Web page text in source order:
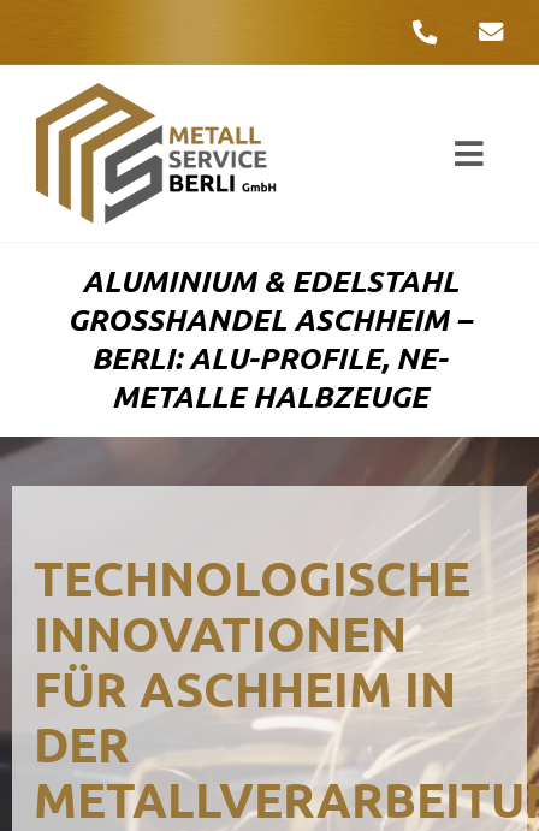
ALUMINIUM & EDELSTAHL
GROSSHANDEL ASCHHEIM – B
ERLI: ALU-PROFILE, NE-M
ETALLE HALBZEUGE
TECHNOLOGISCHE
INNOVATIONEN
FÜR ASCHHEIM IN
DER